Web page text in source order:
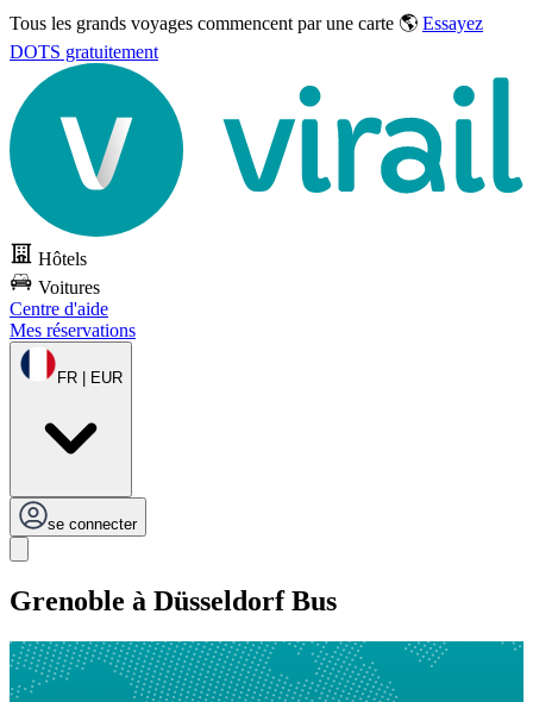
Tous les grands voyages commencent par une carte 🌎 Essayez
DOTS gratuitement
Hôtels
Voitures
Centre d'aide
Mes réservations
FR | EUR
se connecter
Grenoble à Düsseldorf Bus